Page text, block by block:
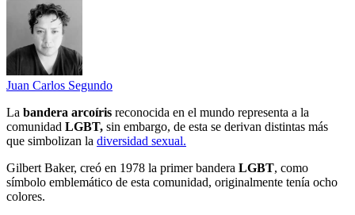
Juan Carlos Segundo
La bandera arcoíris reconocida en el mundo representa a la
comunidad LGBT, sin embargo, de esta se derivan distintas más
que simbolizan la diversidad sexual.
Gilbert Baker, creó en 1978 la primer bandera LGBT, como
símbolo emblemático de esta comunidad, originalmente tenía ocho
colores.